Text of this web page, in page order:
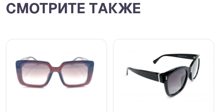
СМОТРИТЕ ТАКЖЕ